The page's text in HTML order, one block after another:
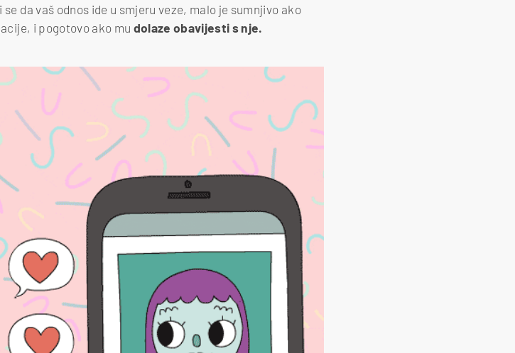
da vaš odnos ide u smjeru veze, malo je sumnjivo ako
i pogotovo ako mu dolaze obavijesti s nje.